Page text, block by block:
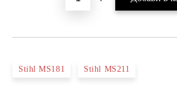
Stihl MS181 Stihl MS211